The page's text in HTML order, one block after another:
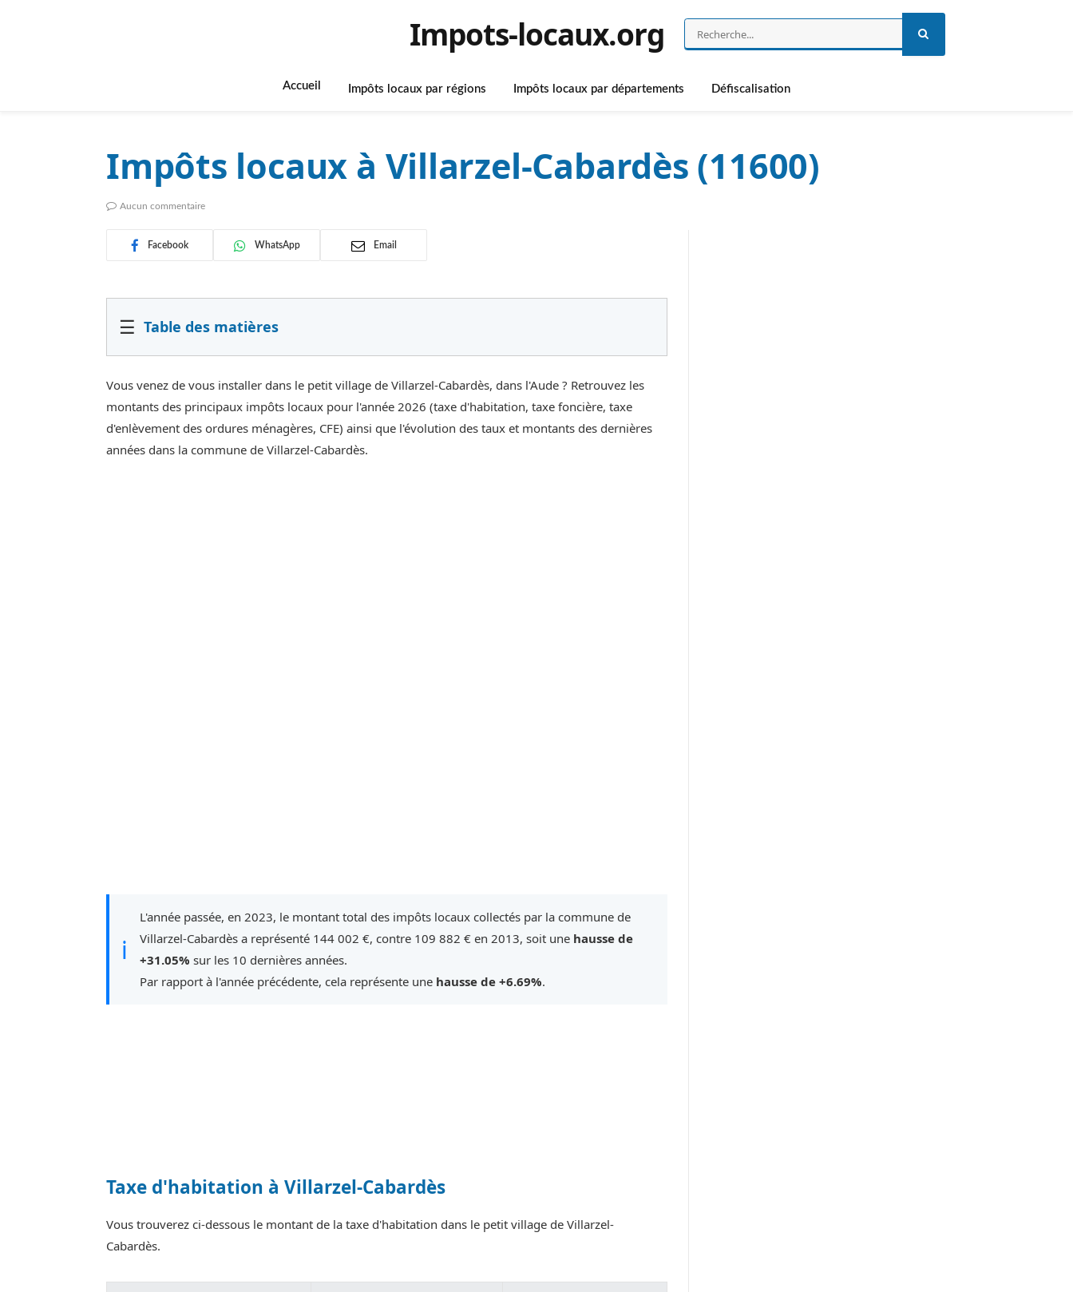
Impots-locaux.org
Accueil Impôts locaux par régions Impôts locaux par départements Défiscalisation
Impôts locaux à Villarzel-Cabardès (11600)
Aucun commentaire
Facebook WhatsApp Email
☰ Table des matières
Vous venez de vous installer dans le petit village de Villarzel-Cabardès, dans l'Aude ? Retrouvez les
montants des principaux impôts locaux pour l'année 2026 (taxe d'habitation, taxe foncière, taxe
d'enlèvement des ordures ménagères, CFE) ainsi que l'évolution des taux et montants des dernières
années dans la commune de Villarzel-Cabardès.
ℹ
L'année passée, en 2023, le montant total des impôts locaux collectés par la commune de
Villarzel-Cabardès a représenté 144 002 €, contre 109 882 € en 2013, soit une hausse de
+31.05% sur les 10 dernières années.
Par rapport à l'année précédente, cela représente une hausse de +6.69%.
Taxe d'habitation à Villarzel-Cabardès
Vous trouverez ci-dessous le montant de la taxe d'habitation dans le petit village de Villarzel-
Cabardès.